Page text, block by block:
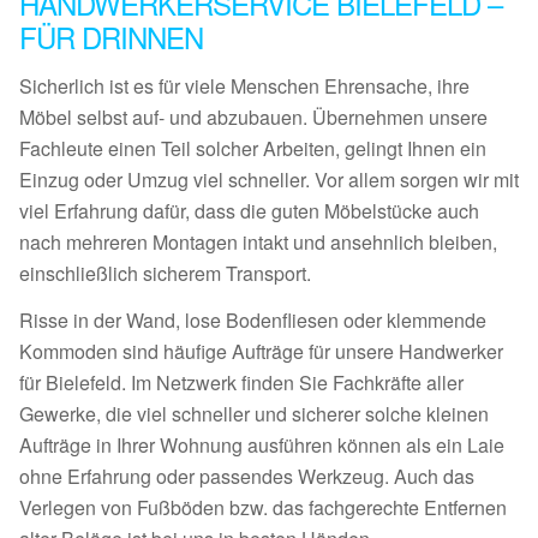
FÜR DRINNEN
Sicherlich ist es für viele Menschen Ehrensache, ihre
Möbel selbst auf- und abzubauen. Übernehmen unsere
Fachleute einen Teil solcher Arbeiten, gelingt Ihnen ein
Einzug oder Umzug viel schneller. Vor allem sorgen wir mit
viel Erfahrung dafür, dass die guten Möbelstücke auch
nach mehreren Montagen intakt und ansehnlich bleiben,
einschließlich sicherem Transport.
Risse in der Wand, lose Bodenfliesen oder klemmende
Kommoden sind häufige Aufträge für unsere Handwerker
für Bielefeld. Im Netzwerk finden Sie Fachkräfte aller
Gewerke, die viel schneller und sicherer solche kleinen
Aufträge in Ihrer Wohnung ausführen können als ein Laie
ohne Erfahrung oder passendes Werkzeug. Auch das
Verlegen von Fußböden bzw. das fachgerechte Entfernen